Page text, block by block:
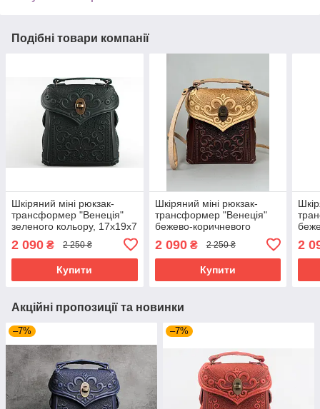
Подібні товари компанії
Шкіряний міні рюкзак-
трансформер "Венеція"
зеленого кольору, 17х19х7
2 090 ₴ 2 250 ₴
Купити
Шкіряний міні рюкзак-
трансформер "Венеція"
бежево-коричневого
2 090₴ 2 250 ₴
Купити
2
Акційні пропозиції та новинки
–7% –7%